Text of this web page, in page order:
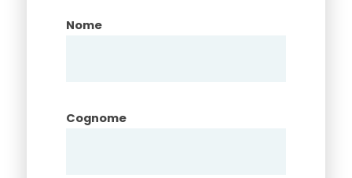
Nome
Cognome